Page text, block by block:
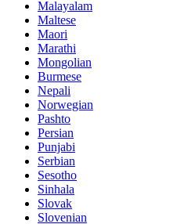
Malayalam
Maltese
Maori
Marathi
Mongolian
Burmese
Nepali
Norwegian
Pashto
Persian
Punjabi
Serbian
Sesotho
Sinhala
Slovak
Slovenian